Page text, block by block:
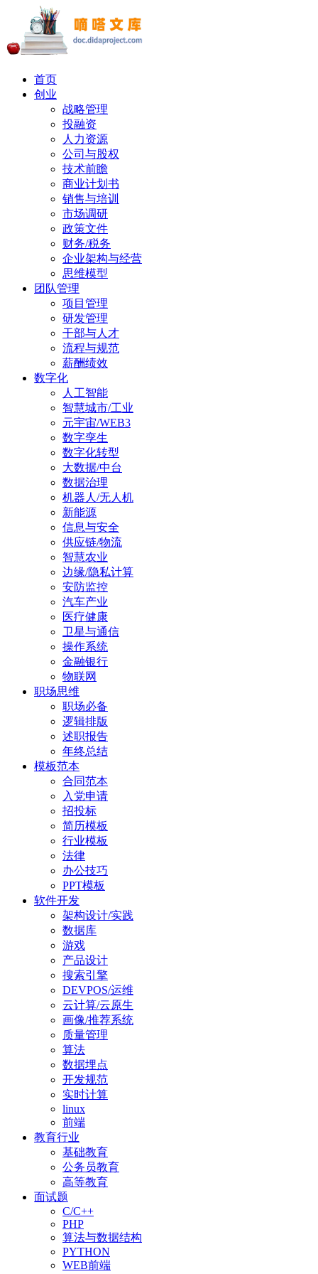
首页
创业
战略管理
投融资
人力资源
公司与股权
技术前瞻
商业计划书
销售与培训
市场调研
政策文件
财务/税务
企业架构与经营
思维模型
团队管理
项目管理
研发管理
干部与人才
流程与规范
薪酬绩效
数字化
人工智能
智慧城市/工业
元宇宙/WEB3
数字孪生
数字化转型
大数据/中台
数据治理
机器人/无人机
新能源
信息与安全
供应链/物流
智慧农业
边缘/隐私计算
安防监控
汽车产业
医疗健康
卫星与通信
操作系统
金融银行
物联网
职场思维
职场必备
逻辑排版
述职报告
年终总结
模板范本
合同范本
入党申请
招投标
简历模板
行业模板
法律
办公技巧
PPT模板
软件开发
架构设计/实践
数据库
游戏
产品设计
搜索引擎
DEVPOS/运维
云计算/云原生
画像/推荐系统
质量管理
算法
数据埋点
开发规范
实时计算
linux
前端
教育行业
基础教育
公务员教育
高等教育
面试题
C/C++
PHP
算法与数据结构
PYTHON
WEB前端